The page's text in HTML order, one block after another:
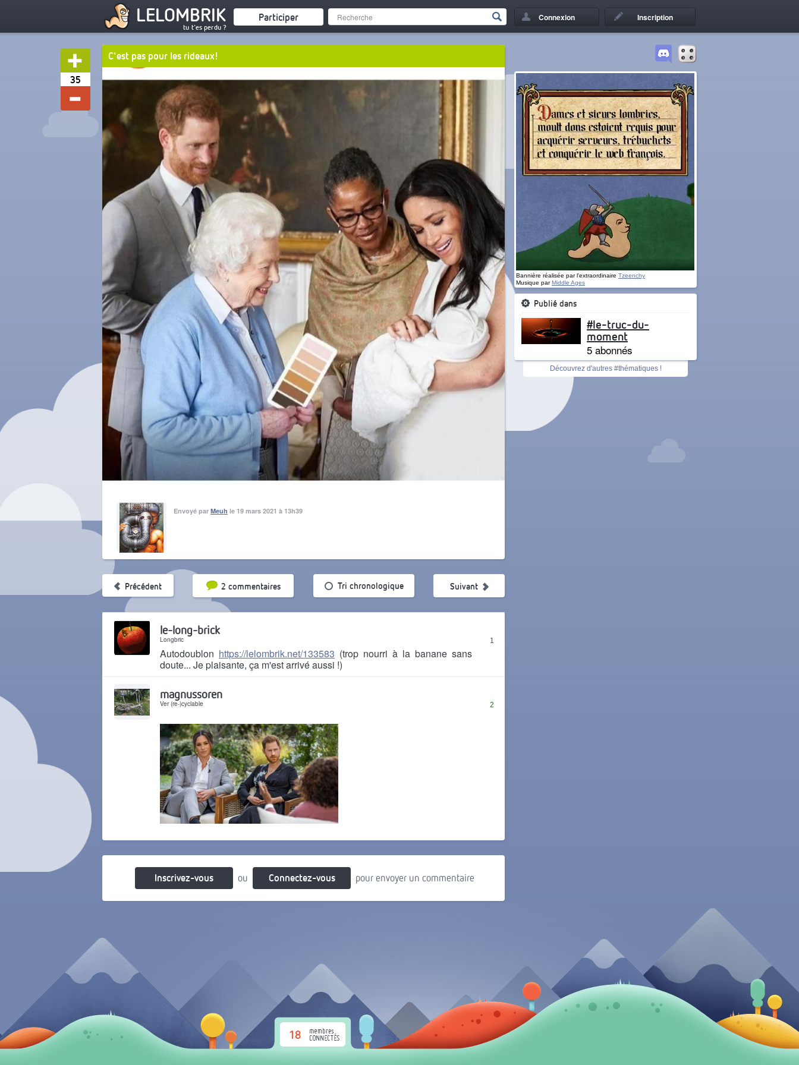
LELOMBRIK
tu t'es perdu ?
Participer Connexion Inscription
35
C'est pas pour les rideaux!
Envoyé par Meuh le 19 mars 2021 à 13h39
Précédent 2 commentaires
Tri par popularité Tri chronologique Suivant
1
le-long-brick
Longbric
Autodoublon https://lelombrik.net/133583 (trop nourri à la banane sans
doute... Je plaisante, ça m'est arrivé aussi !)
2
magnussoren
Ver (re-)cyclable
Inscrivez-vous ou Connectez-vous pour envoyer un commentaire
Bannière réalisée par l'extraordinaire Tzeenchy
Musique parMiddle Ages
Publié dans
#le-truc-du-
moment
5 abonnés
Découvrez d'autres #thématiques !
18